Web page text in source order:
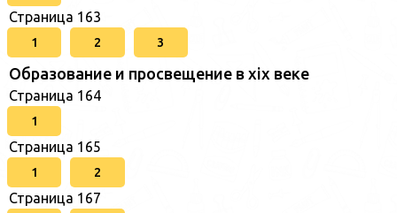
Страница 163
1 2 3
Образование и просвещение в xix веке
Страница 164
1
Страница 165
1 2
Страница 167